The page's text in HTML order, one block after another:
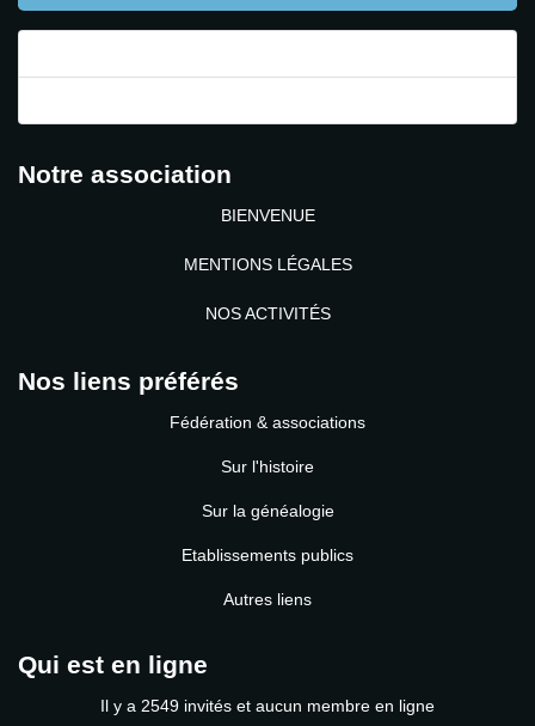
Notre association
BIENVENUE
MENTIONS LÉGALES
NOS ACTIVITÉS
Nos liens préférés
Fédération & associations
Sur l'histoire
Sur la généalogie
Etablissements publics
Autres liens
Qui est en ligne
Il y a 2549 invités et aucun membre en ligne